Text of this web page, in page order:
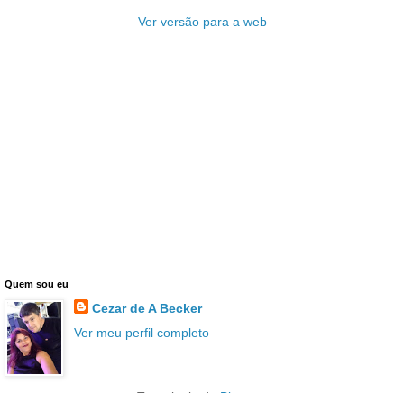
Ver versão para a web
Quem sou eu
Cezar de A Becker
Ver meu perfil completo